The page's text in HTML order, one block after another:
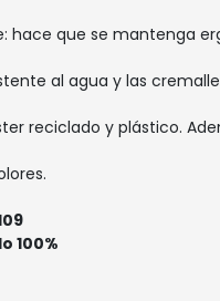
hace que se mantenga
al agua y las
reciclado y plástico.
100%